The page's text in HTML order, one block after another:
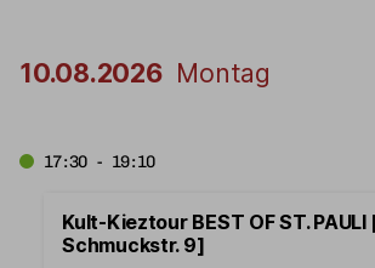
10.08.2026 Montag
17:30 - 19:10
Kult-Kieztour BEST OF ST.
Schmuckstr. 9]